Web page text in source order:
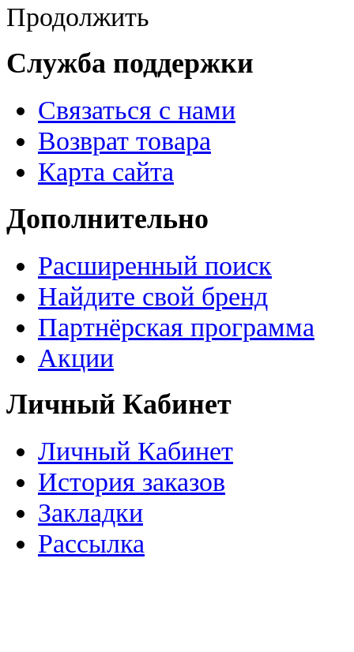
Продолжить
Служба поддержки
Связаться с нами
Возврат товара
Карта сайта
Дополнительно
Расширенный поиск
Найдите свой бренд
Партнёрская программа
Акции
Личный Кабинет
Личный Кабинет
История заказов
Закладки
Рассылка